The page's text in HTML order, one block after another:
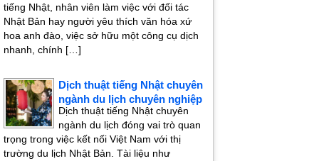
tiếng Nhật, nhân viên làm việc với đối tác
Nhật Bản hay người yêu thích văn hóa xứ
hoa anh đào, việc sở hữu một công cụ dịch
nhanh, chính […]
Dịch thuật tiếng Nhật chuyên
ngành du lịch chuyên nghiệp
Dịch thuật tiếng Nhật chuyên
ngành du lịch đóng vai trò quan
trọng trong việc kết nối Việt Nam với thị
trường du lịch Nhật Bản. Tài liệu như